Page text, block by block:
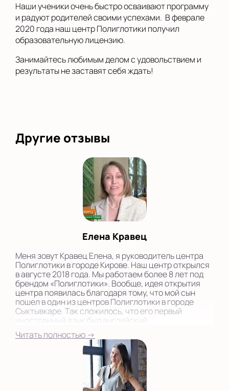
Наши ученики очень быстро осваивают программу
и радуют родителей своими успехами. В феврале
2020 года наш центр Полиглотики получил
образовательную лицензию.
Занимайтесь любимым делом с удовольствием и
результаты не заставят себя ждать!
Другие отзывы
Елена Кравец
Меня зовут Кравец Елена, я руководитель центра
Полиглотики в городе Кирове. Наш центр открылся
в августе 2018 года. Мы работаем более 8 лет под
брендом «Полиглотики». Вообще, идея открытия
центра появилась благодаря тому, что мой сын
пошел в один из центров Полиглотики в городе
Сыктывкаре. Так сложилось, что его первый
иностранный язык был английский.
Читать полностью →